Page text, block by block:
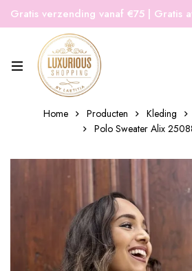
Gratis verzending vanaf €75 | Gratis
winkel | Snelle verzending
Home Producten Kleding
Polo Sweater Alix